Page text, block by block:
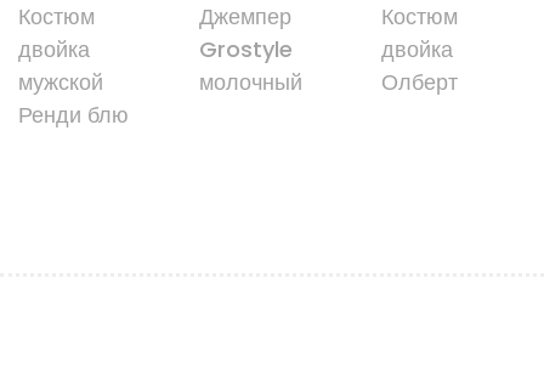
Костюм
двойка
мужской
Ренди блю
Джемпер
Grostyle
молочный
Костюм
двойка
Олберт